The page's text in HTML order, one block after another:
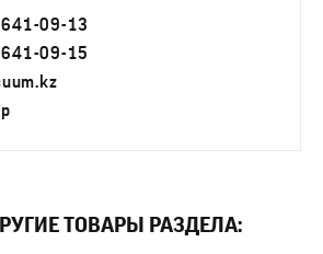
09-13
09-15
ТОВАРЫ РАЗДЕЛА: